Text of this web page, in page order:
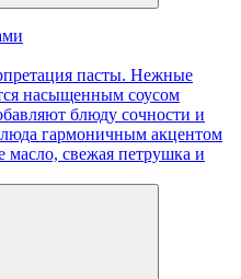
пасты. Нежные
насыщенным соусом
блюду сочности и
гармоничным акцентом
масло, свежая петрушка и